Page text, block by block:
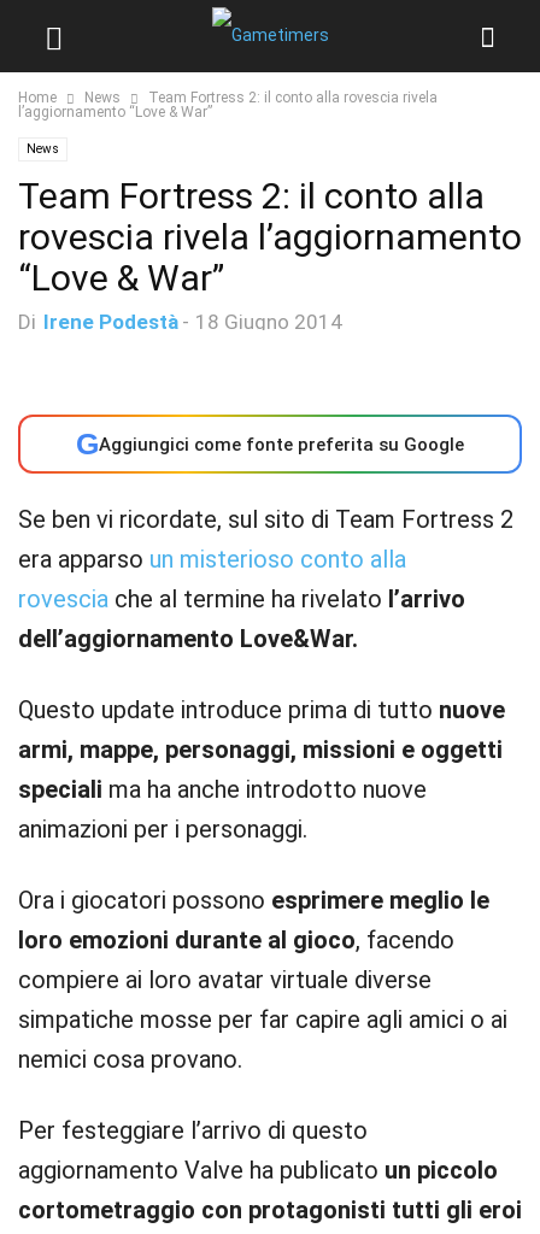
Home News
Team Fortress 2: il conto alla rovescia rivela
l’aggiornamento “Love & War”
News
Team Fortress 2: il conto alla
rovescia rivela l’aggiornamento
“Love & War”
Di Irene Podestà - 18 Giugno 2014
GAggiungici come fonte preferita su Google
Se ben vi ricordate, sul sito di Team Fortress 2
era apparso un misterioso conto alla
rovescia che al termine ha rivelato l’arrivo
dell’aggiornamento Love&War.
Questo update introduce prima di tutto nuove
armi, mappe, personaggi, missioni e oggetti
speciali ma ha anche introdotto nuove
animazioni per i personaggi.
Ora i giocatori possono esprimere meglio le
loro emozioni durante al gioco, facendo
compiere ai loro avatar virtuale diverse
simpatiche mosse per far capire agli amici o ai
nemici cosa provano.
Per festeggiare l’arrivo di questo
aggiornamento Valve ha publicato un piccolo
cortometraggio con protagonisti tutti gli eroi